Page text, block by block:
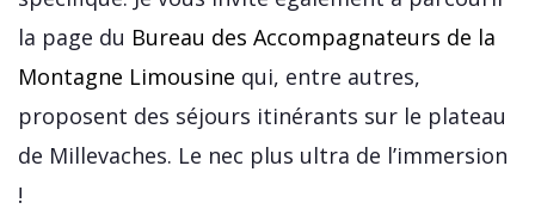
la page du Bureau des Accompagnateurs de la
Montagne Limousine qui, entre autres,
proposent des séjours itinérants sur le plateau
de Millevaches. Le nec plus ultra de l’immersion
!